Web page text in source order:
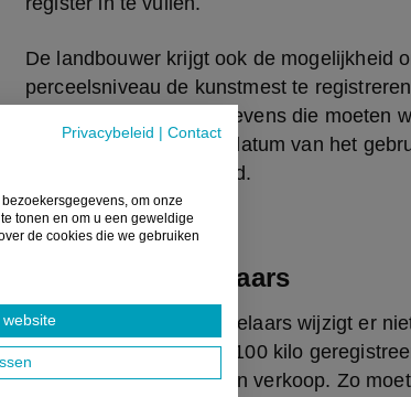
Privacybeleid Contact
om onze
tonen en om u een geweldige
de cookies die we gebruiken
De landbouwer krijgt ook de mogelijkheid
perceelsniveau de kunstmest te
aangepast. Aan de gegevens die moeten
steeds het perceel, de datum van het
naam en de hoeveelheid.
Niet voor handelaars
Voor de kunstmesthandelaars wijzigt er
verkopen tot maximaal 100 kilo
maand na de maand van verkoop. Zo